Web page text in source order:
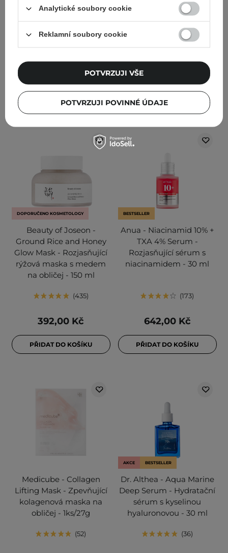
s ceramidy a
cholesterolem - 80 ml
922,00 Kč
825,00 Kč
Cleansing Foam -
Hloubkově čisticí pěna na
obličej - 150 ml
DOPORUČENO KOSMETOLOGY
Beauty of Joseon -
Ground Rice and Honey
Glow Mask - Rozjasňující
rýžová maska s medem
na obličej - 150 ml
435
392,00 Kč
PŘIDAT DO KOŠÍKU
BESTSELLER
Anua - Niacinamid 10% +
TXA 4% Serum -
Rozjasňující sérum s
niacinamidem - 30 ml
173
642,00 Kč
PŘIDAT DO KOŠÍKU
Medicube - Collagen
Lifting Mask - Zpevňující
kolagenová maska na
obličej - 1ks/27g
52
AKCE BESTSELLER
Dr. Althea - Aqua Marine
Deep Serum - Hydratační
sérum s kyselinou
hyaluronovou - 30 ml
36
Analytické soubory cookie
Reklamní soubory cookie
POTVRZUJI POVINNÉ ÚDAJE
POTVRZUJI VŠE